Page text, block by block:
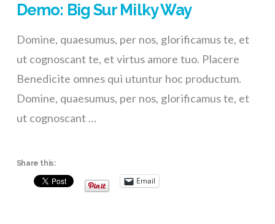
Demo: Big Sur Milky Way
Domine, quaesumus, per nos, glorificamus te, et
ut cognoscant te, et virtus amore tuo. Placere
Benedicite omnes qui utuntur hoc productum.
Domine, quaesumus, per nos, glorificamus te, et
ut cognoscant …
Share this:
Email